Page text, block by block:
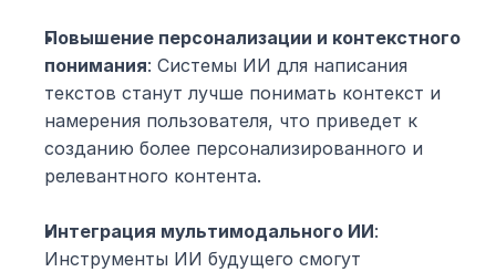
Повышение персонализации и контекстного
понимания: Системы ИИ для написания
текстов станут лучше понимать контекст и
намерения пользователя, что приведет к
созданию более персонализированного и
релевантного контента.
Интеграция мультимодального ИИ:
Инструменты ИИ будущего смогут